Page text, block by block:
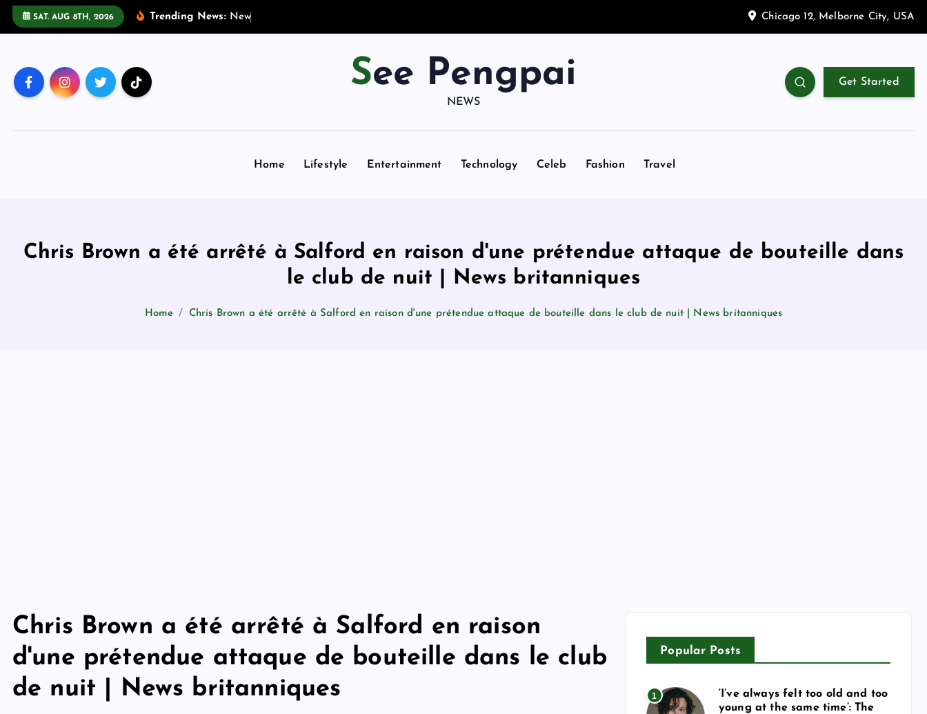
SAT. AUG 8TH, 2026 Trending News: New Chicago 12, Melborne City, USA
See Pengpai
NEWS
Get Started
Home Lifestyle Entertainment Technology Celeb Fashion Travel
Chris Brown a été arrêté à Salford en raison d'une prétendue attaque de bouteille dans
le club de nuit | News britanniques
Home Chris Brown a été arrêté à Salford en raison d'une prétendue attaque de bouteille dans le club de nuit | News britanniques
Chris Brown a été arrêté à Salford en raison
d'une prétendue attaque de bouteille dans le club
de nuit | News britanniques
Popular Posts
1
‘I’ve always felt too old and too
young at the same time’: The